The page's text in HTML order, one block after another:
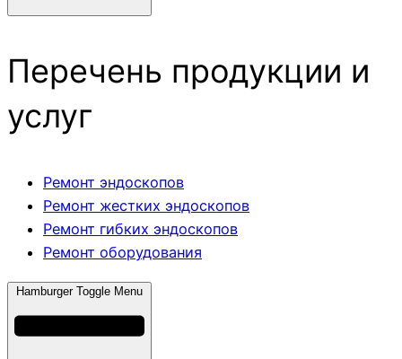
Перечень продукции и
услуг
Ремонт эндоскопов
Ремонт жестких эндоскопов
Ремонт гибких эндоскопов
Ремонт оборудования
Hamburger Toggle Menu